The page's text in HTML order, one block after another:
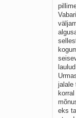
jalale
eks